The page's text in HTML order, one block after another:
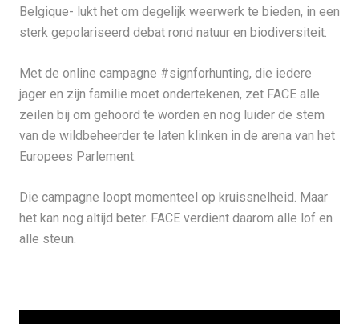
Belgique- lukt het om degelijk weerwerk te bieden, in een
sterk gepolariseerd debat rond natuur en biodiversiteit.
Met de online campagne #signforhunting, die iedere
jager en zijn familie moet ondertekenen, zet FACE alle
zeilen bij om gehoord te worden en nog luider de stem
van de wildbeheerder te laten klinken in de arena van het
Europees Parlement.
Die campagne loopt momenteel op kruissnelheid. Maar
het kan nog altijd beter. FACE verdient daarom alle lof en
alle steun.